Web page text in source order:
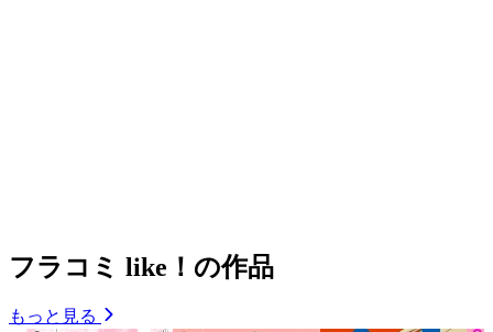
フラコミ like！の作品
もっと見る